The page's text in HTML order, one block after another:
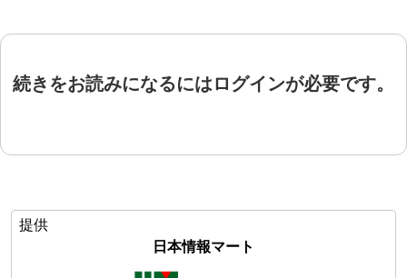
続きをお読みになるにはログインが必要です。
提供
日本情報マート